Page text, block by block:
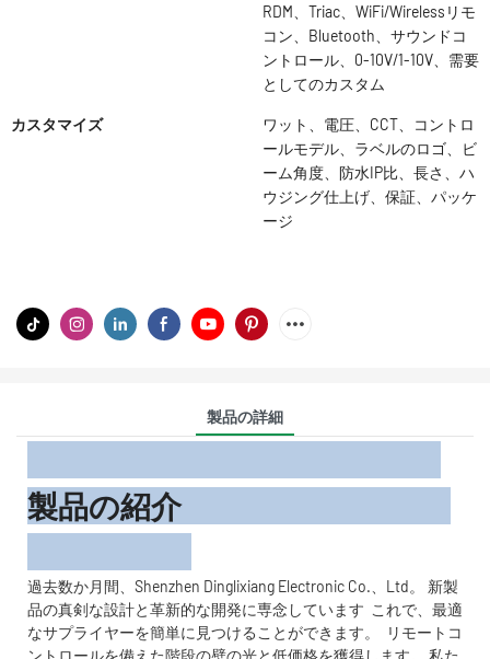
RDM、Triac、WiFi/Wirelessリモ
コン、Bluetooth、サウンドコ
ントロール、0-10V/1-10V、需要
としてのカスタム
カスタマイズ
ワット、電圧、CCT、コントロ
ールモデル、ラベルのロゴ、ビ
ーム角度、防水IP比、長さ、ハ
ウジング仕上げ、保証、パッケ
ージ
製品の詳細
製品の紹介
過去数か月間、Shenzhen Dinglixiang Electronic Co.、Ltd。 新製
品の真剣な設計と革新的な開発に専念しています これで、最適
なサプライヤーを簡単に見つけることができます。 リモートコ
ントロールを備えた階段の壁の光と低価格を獲得します。 私た